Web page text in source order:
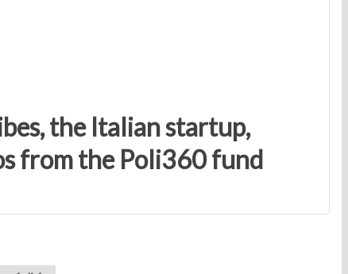
the Italian startup,
from the Poli360 fund